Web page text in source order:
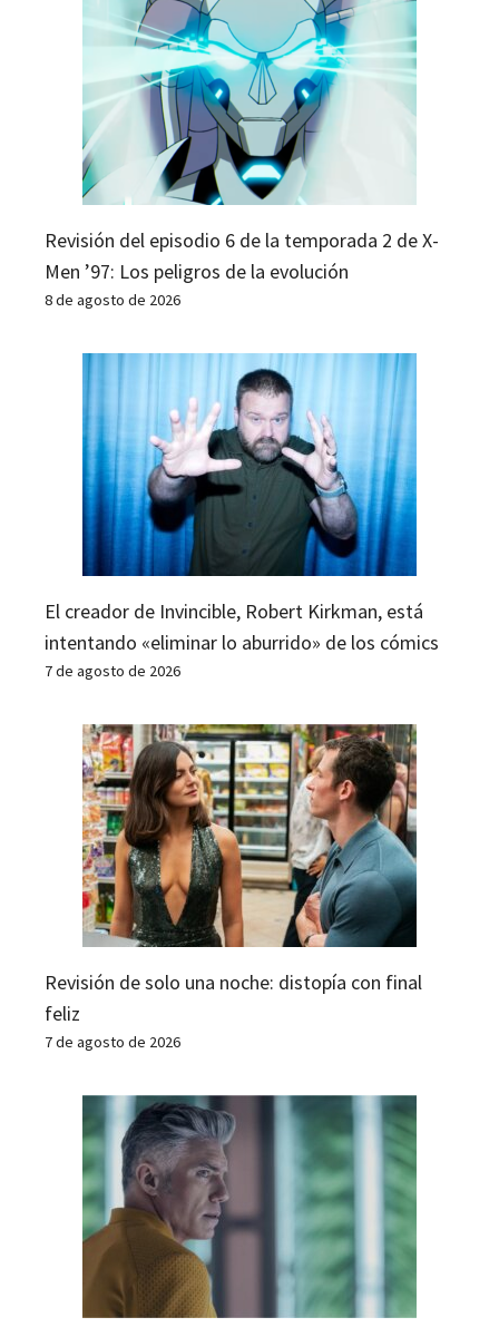
Revisión del episodio 6 de la temporada 2 de X-
Men ’97: Los peligros de la evolución
8 de agosto de 2026
El creador de Invincible, Robert Kirkman, está
intentando «eliminar lo aburrido» de los cómics
7 de agosto de 2026
Revisión de solo una noche: distopía con final
feliz
7 de agosto de 2026